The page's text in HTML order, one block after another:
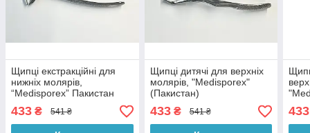
Щипці екстракційні для
нижніх молярів,
“Medisporex” Пакистан
433 ₴ 541 ₴
Щипці дитячі для верхніх
молярів, "Medisporex"
(Пакистан)
433₴ 541 ₴ 433